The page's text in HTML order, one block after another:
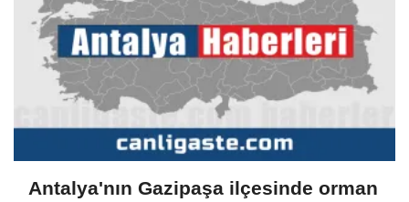
Antalya'nın Gazipaşa ilçesinde orman